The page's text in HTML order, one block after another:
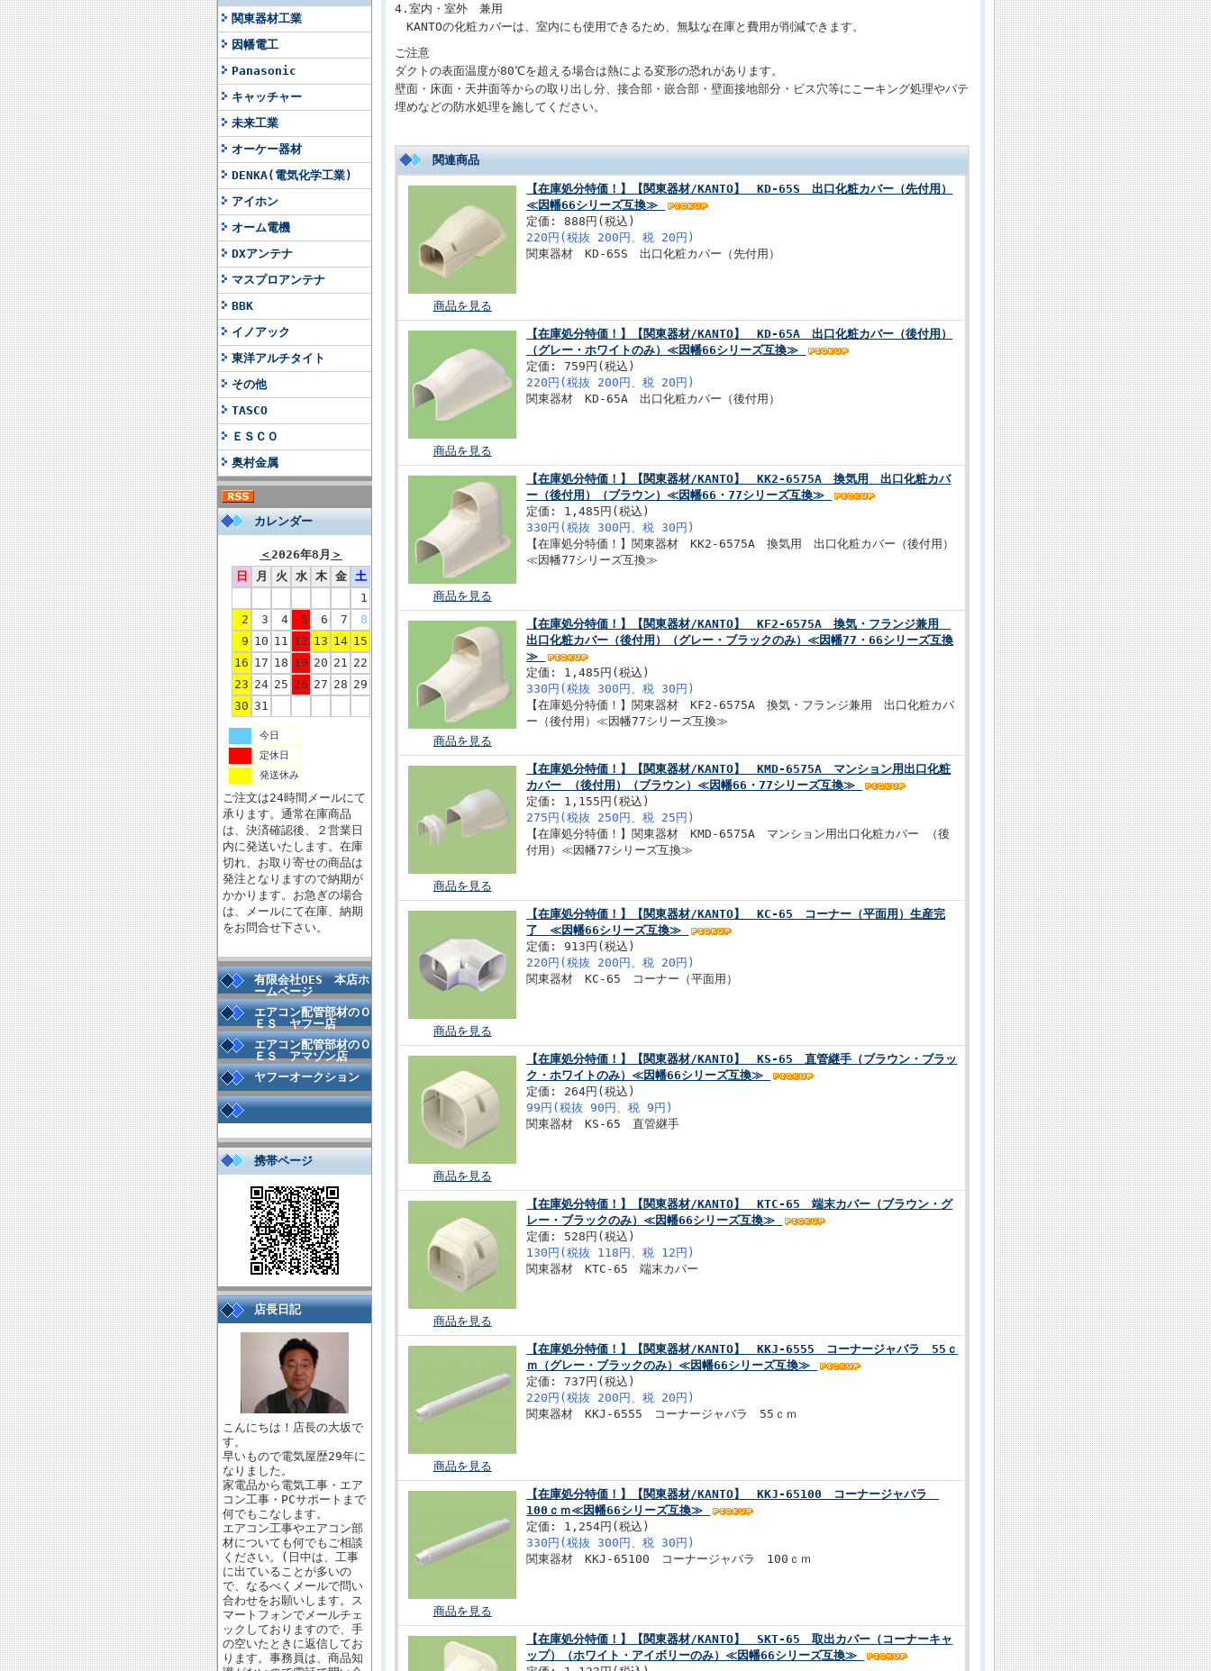
関東器材工業
因幡電工
Panasonic
キャッチャー
未来工業
オーケー器材
DENKA(電気化学工業)
アイホン
オーム電機
DXアンテナ
マスプロアンテナ
BBK
イノアック
東洋アルチタイト
その他
TASCO
ＥＳＣＯ
奥村金属
カレンダー
＜2026年8月 ＞
日
月 火 水 木 金
土
1
2
3 4 5 6 7
8
9 10 11 12 13 14 15
16 17 18 19 20 21 22
23 24 25 26 27 28 29
30 31
今日
定休日
発送休み
ご注文は24時間メールにて
承ります。通常在庫商品
は、決済確認後、２営業日
内に発送いたします。在庫
切れ、お取り寄せの商品は
発注となりますので納期が
かかります。お急ぎの場合
は、メールにて在庫、納期
をお問合せ下さい。
有限会社OES 本店ホ
ームページ
エアコン配管部材のＯ
ＥＳ ヤフー店
エアコン配管部材のＯ
ＥＳ アマゾン店
ヤフーオークション
携帯ページ
店長日記
こんにちは！店長の大坂で
す。
早いもので電気屋歴29年に
なりました。
家電品から電気工事・エア
コン工事・PCサポートまで
何でもこなします。
エアコン工事やエアコン部
材についても何でもご相談
ください。(日中は、工事
に出ていることが多いの
で、なるべくメールで問い
合わせをお願いします。ス
マートフォンでメールチェ
ックしておりますので、手
の空いたときに返信してお
ります。事務員は、商品知
4.室内・室外 兼用
KANTOの化粧カバーは、室内にも使用できるため、無駄な在庫と費用が削減できます。
ご注意
ダクトの表面温度が80℃を超える場合は熱による変形の恐れがあります。
壁面・床面・天井面等からの取り出し分、接合部・嵌合部・壁面接地部分・ビス穴等にこーキング処理やパテ
埋めなどの防水処理を施してください。
関連商品
商品を見る
【在庫処分特価！】【関東器材/KANTO】 KD-65S 出口化粧カバー（先付用）
≪因幡66シリーズ互換≫
定価: 888円(税込)
220円(税抜 200円、税 20円)
関東器材 KD-65S 出口化粧カバー（先付用）
商品を見る
【在庫処分特価！】【関東器材/KANTO】 KD-65A 出口化粧カバー（後付用）
（グレー・ホワイトのみ）≪因幡66シリーズ互換≫
定価: 759円(税込)
220円(税抜 200円、税 20円)
関東器材 KD-65A 出口化粧カバー（後付用）
商品を見る
【在庫処分特価！】【関東器材/KANTO】 KK2-6575A 換気用 出口化粧カバ
ー（後付用）（ブラウン）≪因幡66・77シリーズ互換≫
定価: 1,485円(税込)
330円(税抜 300円、税 30円)
【在庫処分特価！】関東器材 KK2-6575A 換気用 出口化粧カバー（後付用）
≪因幡77シリーズ互換≫
商品を見る
【在庫処分特価！】【関東器材/KANTO】 KF2-6575A 換気・フランジ兼用
出口化粧カバー（後付用）（グレー・ブラックのみ）≪因幡77・66シリーズ互換
≫
定価: 1,485円(税込)
330円(税抜 300円、税 30円)
【在庫処分特価！】関東器材 KF2-6575A 換気・フランジ兼用 出口化粧カバ
ー（後付用）≪因幡77シリーズ互換≫
商品を見る
【在庫処分特価！】【関東器材/KANTO】 KMD-6575A マンション用出口化粧
カバー （後付用）（ブラウン）≪因幡66・77シリーズ互換≫
定価: 1,155円(税込)
275円(税抜 250円、税 25円)
【在庫処分特価！】関東器材 KMD-6575A マンション用出口化粧カバー （後
付用）≪因幡77シリーズ互換≫
商品を見る
【在庫処分特価！】【関東器材/KANTO】 KC-65 コーナー（平面用）生産完
了 ≪因幡66シリーズ互換≫
定価: 913円(税込)
220円(税抜 200円、税 20円)
関東器材 KC-65 コーナー（平面用）
商品を見る
【在庫処分特価！】【関東器材/KANTO】 KS-65 直管継手（ブラウン・ブラッ
ク・ホワイトのみ）≪因幡66シリーズ互換≫
定価: 264円(税込)
99円(税抜 90円、税 9円)
関東器材 KS-65 直管継手
商品を見る
【在庫処分特価！】【関東器材/KANTO】 KTC-65 端末カバー（ブラウン・グ
レー・ブラックのみ）≪因幡66シリーズ互換≫
定価: 528円(税込)
130円(税抜 118円、税 12円)
関東器材 KTC-65 端末カバー
商品を見る
【在庫処分特価！】【関東器材/KANTO】 KKJ-6555 コーナージャバラ 55ｃ
ｍ（グレー・ブラックのみ）≪因幡66シリーズ互換≫
定価: 737円(税込)
220円(税抜 200円、税 20円)
関東器材 KKJ-6555 コーナージャバラ 55ｃｍ
商品を見る
【在庫処分特価！】【関東器材/KANTO】 KKJ-65100 コーナージャバラ
100ｃｍ≪因幡66シリーズ互換≫
定価: 1,254円(税込)
330円(税抜 300円、税 30円)
関東器材 KKJ-65100 コーナージャバラ 100ｃｍ
【在庫処分特価！】【関東器材/KANTO】 SKT-65 取出カバー（コーナーキャ
ップ）（ホワイト・アイボリーのみ）≪因幡66シリーズ互換≫